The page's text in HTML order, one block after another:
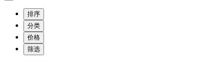
排序
分类
价格
筛选